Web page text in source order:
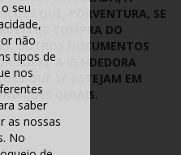
QUE, PORVENTURA, SE
DE COMPRA DO
OUTROS DOCUMENTOS
SOBRE A VENDEDORA
QUE SE ESTEJAM EM
GERAIS.
seu
não
tipos de
nos
saber
as nossas
No